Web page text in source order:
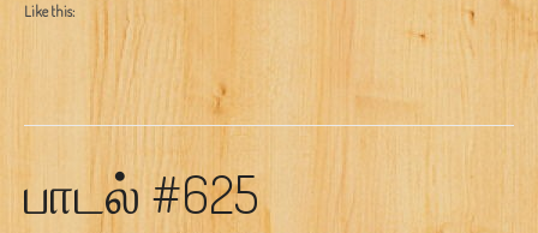
Like this:
பாடல் #625